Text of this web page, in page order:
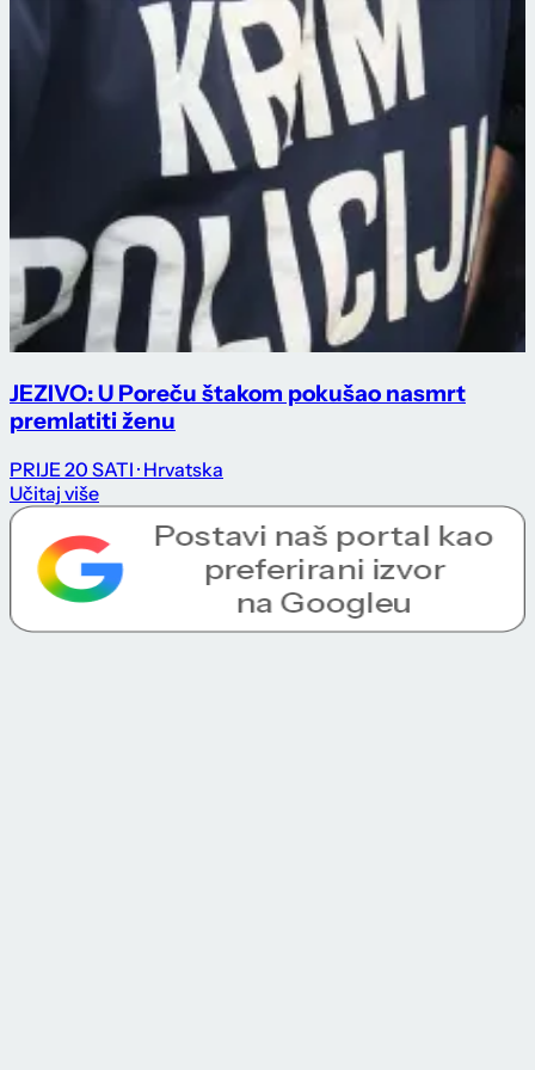
JEZIVO: U Poreču štakom pokušao nasmrt
premlatiti ženu
PRIJE 20 SATI · Hrvatska
Učitaj više